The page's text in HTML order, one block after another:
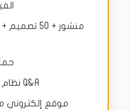
6
نظام تفاعل مجتمعي Q&A
موقع إلكتروني